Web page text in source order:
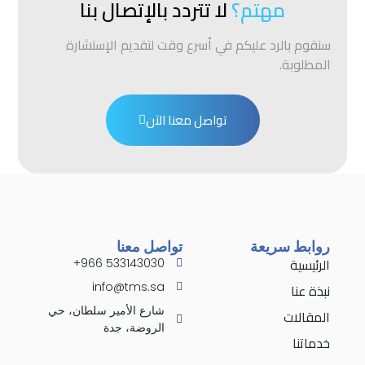
مهتم؟لا تتردد بالإتصال بنا
سنقوم بالرد عليكم في أسرع وقت لتقديم الإستشارة
المطلوبة.
تواصل معنا الآن
روابط سريعة
الرئيسية
نبذة عنا
المقالات
خدماتنا
تواصل معنا
533143030 966+
info@tms.sa
شارع الأمير سلطان، حي
الروضة، جدة